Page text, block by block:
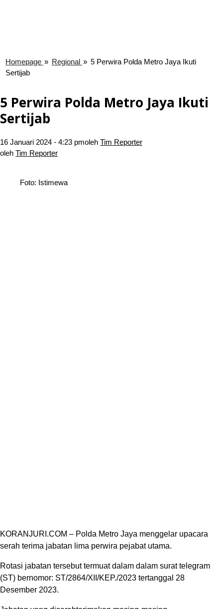
Homepage » Regional » 5 Perwira Polda Metro Jaya Ikuti
Sertijab
5 Perwira Polda Metro Jaya Ikuti
Sertijab
16 Januari 2024 - 4:23 pmoleh Tim Reporter
oleh Tim Reporter
Foto: Istimewa
KORANJURI.COM – Polda Metro Jaya menggelar upacara
serah terima jabatan lima perwira pejabat utama.
Rotasi jabatan tersebut termuat dalam dalam surat telegram
(ST) bernomor: ST/2864/XII/KEP./2023 tertanggal 28
Desember 2023.